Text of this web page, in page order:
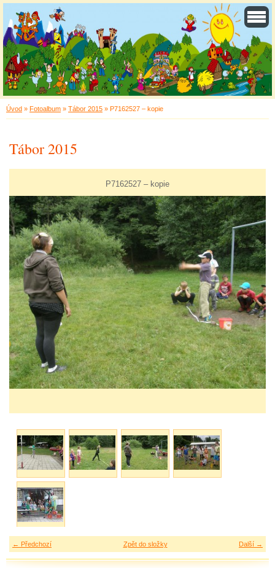
Úvod » Fotoalbum » Tábor 2015 » P7162527 – kopie
Tábor 2015
P7162527 – kopie
← Předchozí Další →
Zpět do složky